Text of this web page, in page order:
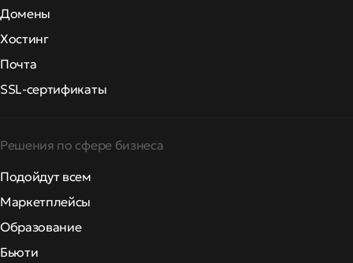
Домены
Хостинг
Почта
SSL-сертификаты
Решения по сфере бизнеса
Подойдут всем
Маркетплейсы
Образование
Бьюти